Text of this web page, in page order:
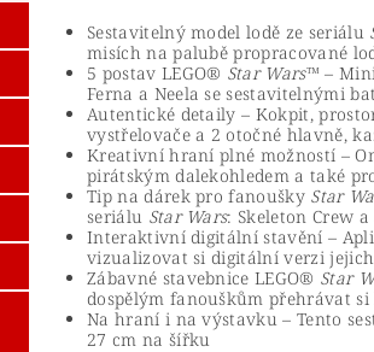
Sestavitelný model lodě ze seriálu
misích na palubě propracované
5 postav LEGO® Star Wars™ –
Ferna a Neela se sestavitelnými
Autentické detaily – Kokpit,
vystřelovače a 2 otočné hlavně,
Kreativní hraní plné možností –
pirátským dalekohledem a také
Tip na dárek pro fanoušky Star
seriálu Star Wars: Skeleton Crew
Interaktivní digitální stavění –
vizualizovat si digitální verzi
Zábavné stavebnice LEGO® Star
dospělým fanouškům přehrávat
Na hraní i na výstavku – Tento
27 cm na šířku